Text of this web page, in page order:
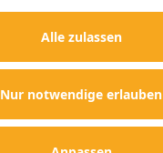
Nur notwendige erlauben
Alle zulassen